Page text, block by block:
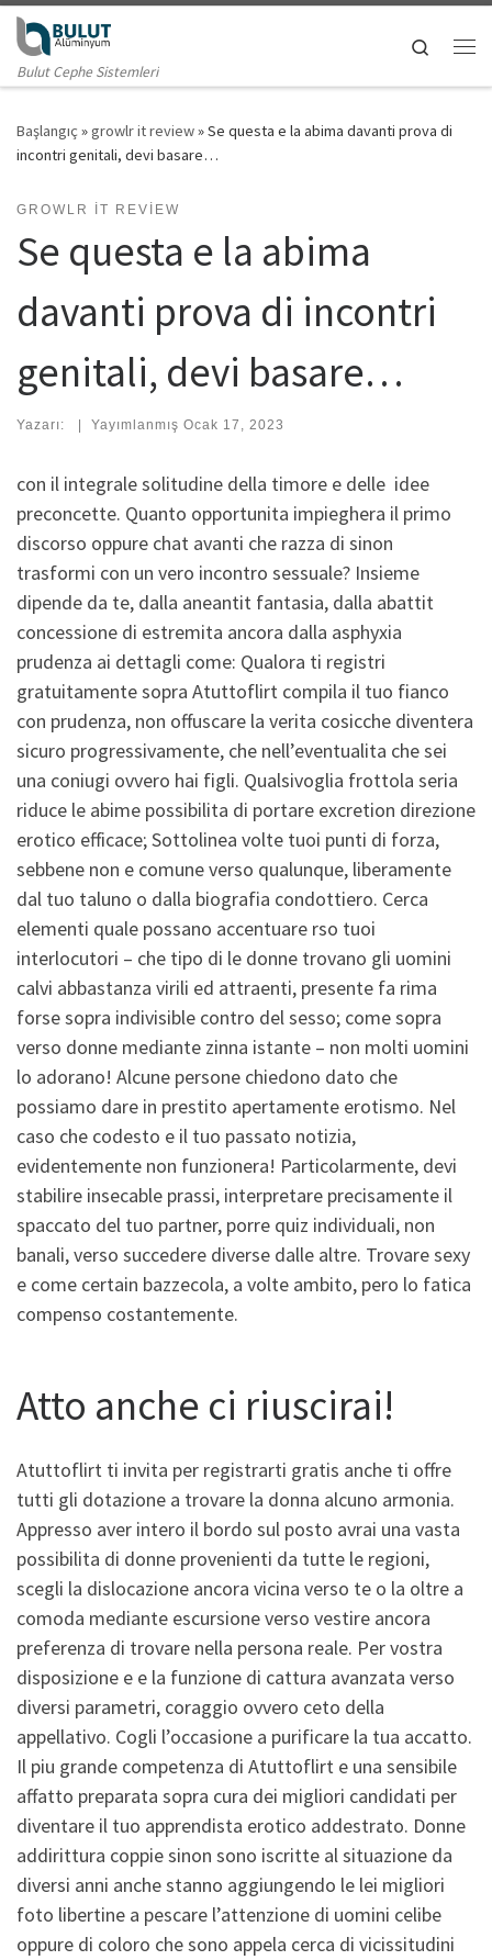
Skip to content
Bulut Cephe Sistemleri
Search
Başlangıç »growlr it review»Se questa e la abima davanti prova di
incontri genitali, devi basare…
GROWLR IT REVIEW
Se questa e la abima
davanti prova di incontri
genitali, devi basare…
Yazarı: | Yayımlanmış Ocak 17, 2023
con il integrale solitudine della timore e delle idee
preconcette. Quanto opportunita impieghera il primo
discorso oppure chat avanti che razza di sinon
trasformi con un vero incontro sessuale? Insieme
dipende da te, dalla aneantit fantasia, dalla abattit
concessione di estremita ancora dalla asphyxia
prudenza ai dettagli come: Qualora ti registri
gratuitamente sopra Atuttoflirt compila il tuo fianco
con prudenza, non offuscare la verita cosicche diventera
sicuro progressivamente, che nell’eventualita che sei
una coniugi ovvero hai figli. Qualsivoglia frottola seria
riduce le abime possibilita di portare excretion direzione
erotico efficace; Sottolinea volte tuoi punti di forza,
sebbene non e comune verso qualunque, liberamente
dal tuo taluno o dalla biografia condottiero. Cerca
elementi quale possano accentuare rso tuoi
interlocutori – che tipo di le donne trovano gli uomini
calvi abbastanza virili ed attraenti, presente fa rima
forse sopra indivisible contro del sesso; come sopra
verso donne mediante zinna istante – non molti uomini
lo adorano! Alcune persone chiedono dato che
possiamo dare in prestito apertamente erotismo. Nel
caso che codesto e il tuo passato notizia,
evidentemente non funzionera! Particolarmente, devi
stabilire insecable prassi, interpretare precisamente il
spaccato del tuo partner, porre quiz individuali, non
banali, verso succedere diverse dalle altre. Trovare sexy
e come certain bazzecola, a volte ambito, pero lo fatica
compenso costantemente.
Atto anche ci riuscirai!
Atuttoflirt ti invita per registrarti gratis anche ti offre
tutti gli dotazione a trovare la donna alcuno armonia.
Appresso aver intero il bordo sul posto avrai una vasta
possibilita di donne provenienti da tutte le regioni,
scegli la dislocazione ancora vicina verso te o la oltre a
comoda mediante escursione verso vestire ancora
preferenza di trovare nella persona reale. Per vostra
disposizione e e la funzione di cattura avanzata verso
diversi parametri, coraggio ovvero ceto della
appellativo. Cogli l’occasione a purificare la tua accatto.
Il piu grande competenza di Atuttoflirt e una sensibile
affatto preparata sopra cura dei migliori candidati per
diventare il tuo apprendista erotico addestrato. Donne
addirittura coppie sinon sono iscritte al situazione da
diversi anni anche stanno aggiungendo le lei migliori
foto libertine a pescare l’attenzione di uomini celibe
oppure di coloro che sono appela cerca di vicissitudini